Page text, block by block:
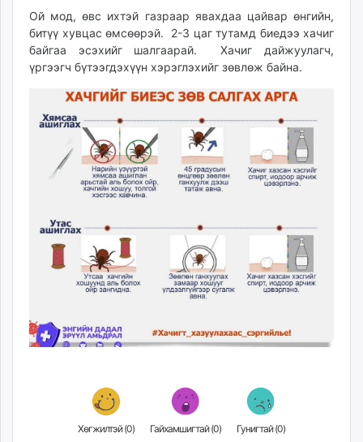
mminfo.mn
ugluu.mn
urlag.mn
unen.mn
shuurhai.mn
unuudur.mn
isee.mn
mglradio.com
itoim.mn
tumen.mn
shuum.mn
mass.mn
paparazzi.mn
Ой мод, өвс ихтэй газраар явахдаа цайвар өнгийн,
битүү хувцас өмсөөрэй. 2-3 цаг тутамд биедээ хачиг
байгаа эсэхийг шалгаарай. Хачиг дайжуулагч,
үргээгч бүтээгдэхүүн хэрэглэхийг зөвлөж байна.
Хөгжилтэй (0) Гайхамшигтай (0) Гунигтай (0)